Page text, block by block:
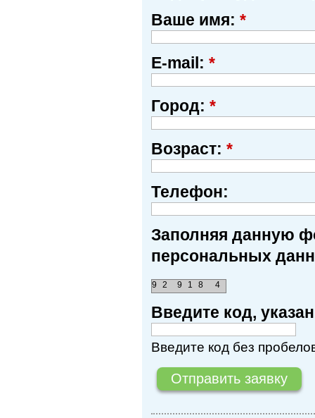
Ваше имя: *
E-mail: *
Город: *
Возраст: *
Телефон:
Заполняя данную
персональных
4
9 1 8
9 2
Введите код,
Введите код без